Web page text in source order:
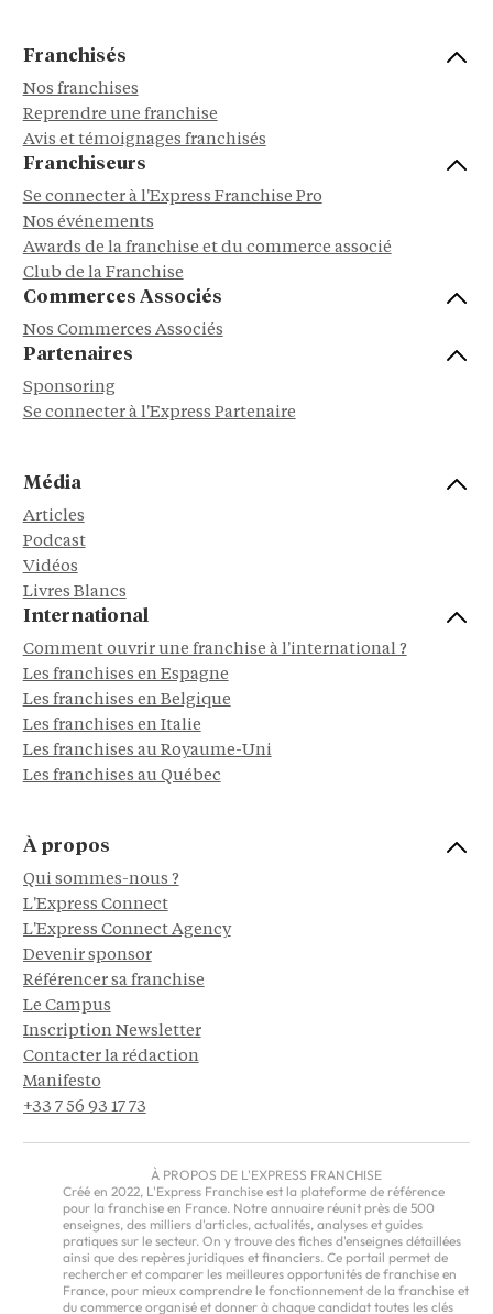
Franchisés
Nos franchises
Reprendre une franchise
Avis et témoignages franchisés
Franchiseurs
Se connecter à l'Express Franchise Pro
Nos événements
Awards de la franchise et du commerce associé
Club de la Franchise
Commerces Associés
Nos Commerces Associés
Partenaires
Sponsoring
Se connecter à l'Express Partenaire
Média
Articles
Podcast
Vidéos
Livres Blancs
International
Comment ouvrir une franchise à l'international ?
Les franchises en Espagne
Les franchises en Belgique
Les franchises en Italie
Les franchises au Royaume-Uni
Les franchises au Québec
À propos
Qui sommes-nous ?
L'Express Connect
L'Express Connect Agency
Devenir sponsor
Référencer sa franchise
Le Campus
Inscription Newsletter
Contacter la rédaction
Manifesto
+33 7 56 93 17 73
À PROPOS DE L'EXPRESS FRANCHISE
Créé en 2022, L'Express Franchise est la plateforme de référence
pour la franchise en France. Notre annuaire réunit près de 500
enseignes, des milliers d'articles, actualités, analyses et guides
pratiques sur le secteur. On y trouve des fiches d'enseignes détaillées
ainsi que des repères juridiques et financiers. Ce portail permet de
rechercher et comparer les meilleures opportunités de franchise en
France, pour mieux comprendre le fonctionnement de la franchise et
du commerce organisé et donner à chaque candidat toutes les clés